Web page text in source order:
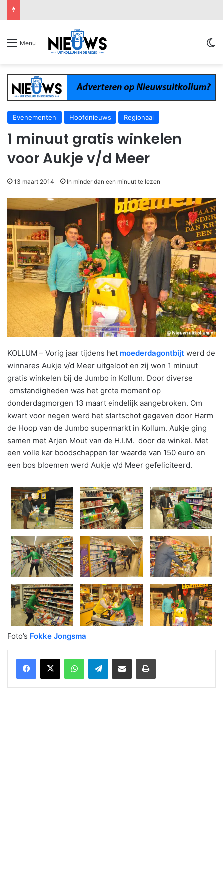
Menu
Evenementen Hoofdnieuws Regionaal
1 minuut gratis winkelen
voor Aukje v/d Meer
13 maart 2014 In minder dan een minuut te lezen
KOLLUM – Vorig jaar tijdens het moederdagontbijt werd de
winnares Aukje v/d Meer uitgeloot en zij won 1 minuut
gratis winkelen bij de Jumbo in Kollum. Door diverse
omstandigheden was het grote moment op
donderdagmorgen 13 maart eindelijk aangebroken. Om
kwart voor negen werd het startschot gegeven door Harm
de Hoop van de Jumbo supermarkt in Kollum. Aukje ging
samen met Arjen Mout van de H.I.M. door de winkel. Met
een volle kar boodschappen ter waarde van 150 euro en
een bos bloemen werd Aukje v/d Meer gefeliciteerd.
Foto’s Fokke Jongsma
WhatsAppTelegramDelen via Email Print